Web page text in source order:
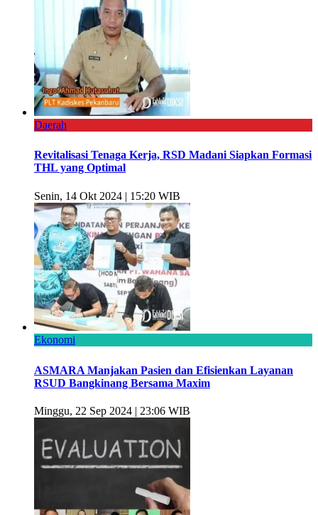
Daerah
Revitalisasi Tenaga Kerja, RSD Madani Siapkan Formasi
THL yang Optimal
Senin, 14 Okt 2024 | 15:20 WIB
Ekonomi
ASMARA Manjakan Pasien dan Efisienkan Layanan
RSUD Bangkinang Bersama Maxim
Minggu, 22 Sep 2024 | 23:06 WIB